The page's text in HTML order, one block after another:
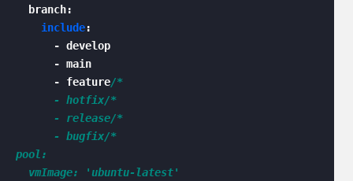
  branch:
include:
      - develop
      - main
      - feature
/*
      - hotfix/*
      - release/*
      - bugfix/*
pool:
  vmImage: 'ubuntu-latest'